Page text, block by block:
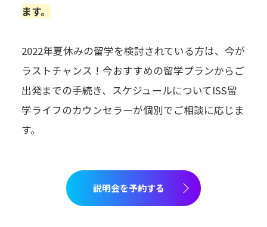
ます。
2022年夏休みの留学を検討されている方は、今が
ラストチャンス！今おすすめの留学プランからご
出発までの手続き、スケジュールについてISS留
学ライフのカウンセラーが個別でご相談に応じま
す。
説明会を予約する